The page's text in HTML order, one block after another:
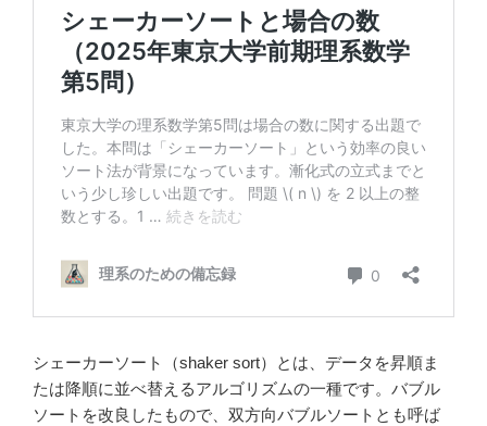
シェーカーソート（shaker sort）とは、データを昇順ま
たは降順に並べ替えるアルゴリズムの一種です。バブル
ソートを改良したもので、双方向バブルソートとも呼ば